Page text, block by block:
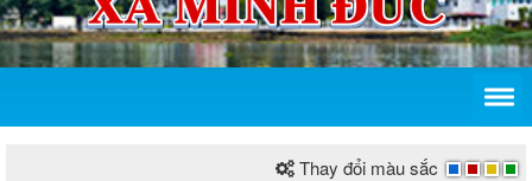
Thay đổi màu sắc